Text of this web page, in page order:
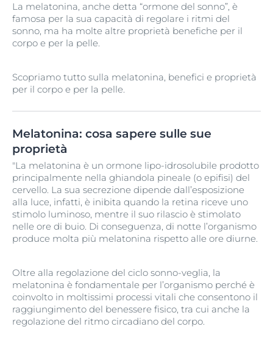
La melatonina, anche detta “ormone del sonno”, è
famosa per la sua capacità di regolare i ritmi del
sonno, ma ha molte altre proprietà benefiche per il
corpo e per la pelle.
Scopriamo tutto sulla melatonina, benefici e proprietà
per il corpo e per la pelle.
Melatonina: cosa sapere sulle sue
proprietà
"La melatonina è un ormone lipo-idrosolubile prodotto
principalmente nella ghiandola pineale (o epifisi) del
cervello. La sua secrezione dipende dall’esposizione
alla luce, infatti, è inibita quando la retina riceve uno
stimolo luminoso, mentre il suo rilascio è stimolato
nelle ore di buio. Di conseguenza, di notte l’organismo
produce molta più melatonina rispetto alle ore diurne.
Oltre alla regolazione del ciclo sonno-veglia, la
melatonina è fondamentale per l’organismo perché è
coinvolto in moltissimi processi vitali che consentono il
raggiungimento del benessere fisico, tra cui anche la
regolazione del ritmo circadiano del corpo.